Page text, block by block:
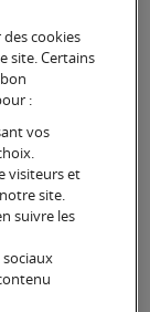
et
cookies
site. Certains
:
vos
visiteurs et
site.
suivre les